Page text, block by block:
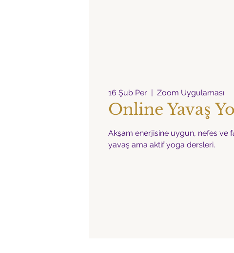
16 Şub Per
  |
Zoom Uygulaması
Online Yavaş
Akşam enerjisine uygun, nefes ve
yavaş ama aktif yoga dersleri.